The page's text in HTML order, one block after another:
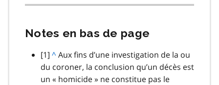
Notes en bas de page
note
de
bas
[1] R
e
t
^ Aux fins d’une investigation de la ou
du coroner, la conclusion qu’un décès est
un « homicide » ne constitue pas le